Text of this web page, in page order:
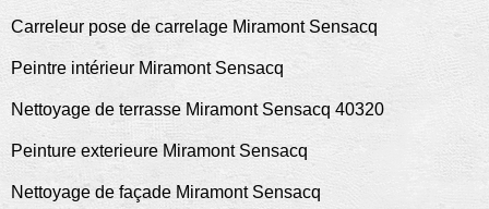
Carreleur pose de carrelage Miramont Sensacq
Peintre intérieur Miramont Sensacq
Nettoyage de terrasse Miramont Sensacq 40320
Peinture exterieure Miramont Sensacq
Nettoyage de façade Miramont Sensacq